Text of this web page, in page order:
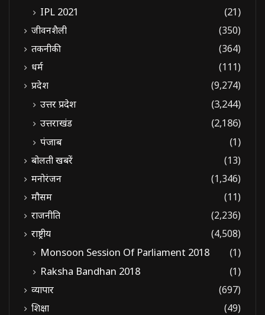
IPL 2021 (21)
जीवनशैली
(350)
तकनीकी
(364)
धर्म
(111)
प्रदेश
(9,274)
उत्तर प्रदेश
(3,244)
उत्तराखंड
(2,186)
पंजाब
(1)
बोलती खबरें
(13)
मनोरंजन
(1,346)
मौसम
(11)
राजनीति
(2,236)
राष्ट्रीय
(4,508)
Monsoon Session Of Parliament 2018
(1)
Raksha Bandhan 2018
(1)
व्यापार
(697)
शिक्षा
(49)